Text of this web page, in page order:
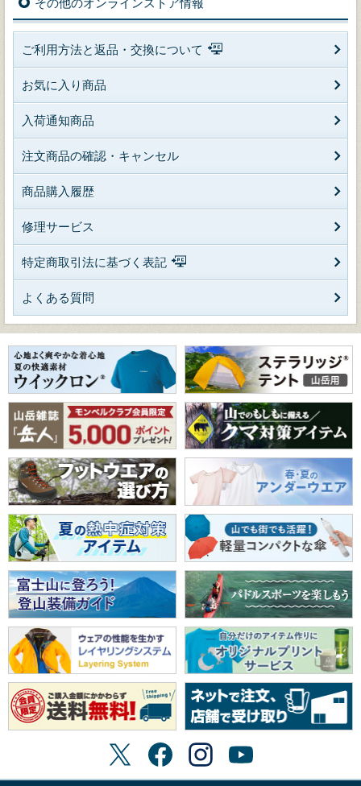
その他のオンラインストア情報
ご利用方法と返品・交換について
お気に入り商品
入荷通知商品
注文商品の確認・キャンセル
商品購入履歴
修理サービス
特定商取引法に基づく表記
よくある質問